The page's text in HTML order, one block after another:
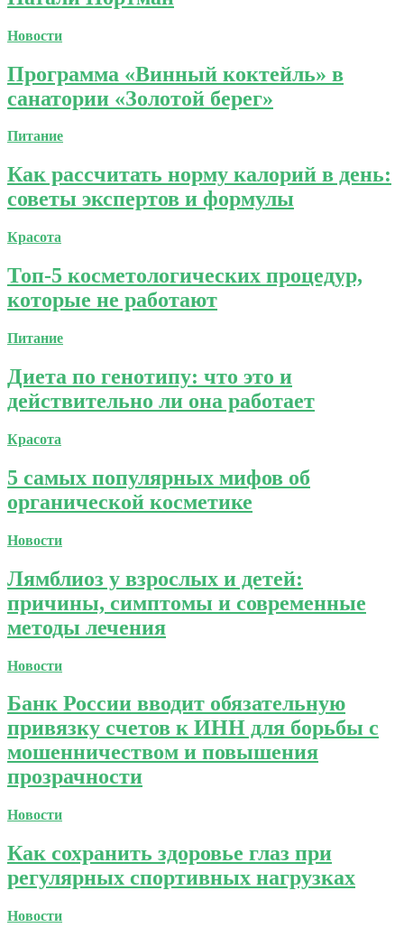
Новости
Программа «Винный коктейль» в
санатории «Золотой берег»
Питание
Как рассчитать норму калорий в день:
советы экспертов и формулы
Красота
Топ-5 косметологических процедур,
которые не работают
Питание
Диета по генотипу: что это и
действительно ли она работает
Красота
5 самых популярных мифов об
органической косметике
Новости
Лямблиоз у взрослых и детей:
причины, симптомы и современные
методы лечения
Новости
Банк России вводит обязательную
привязку счетов к ИНН для борьбы с
мошенничеством и повышения
прозрачности
Новости
Как сохранить здоровье глаз при
регулярных спортивных нагрузках
Новости